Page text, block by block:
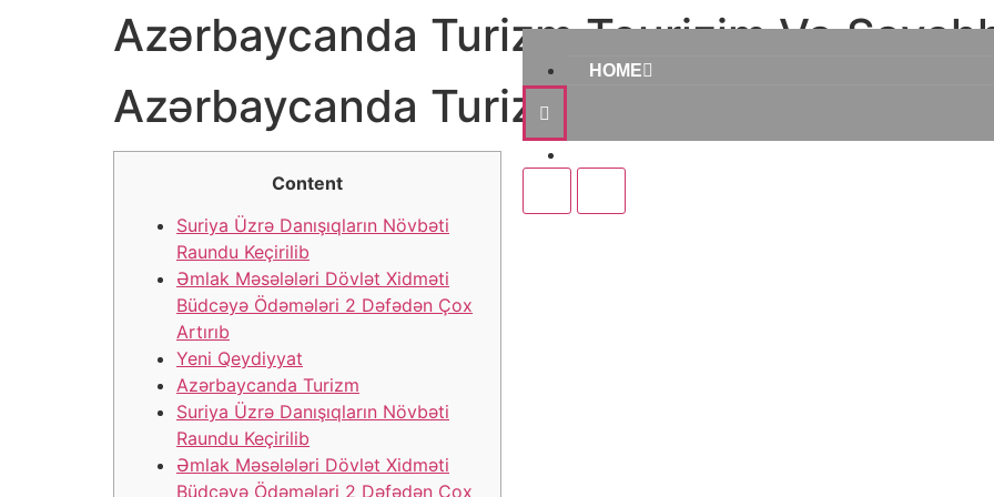
HOME
Azərbaycanda Turizm Tourizim Və
Azərbaycanda Turizm Tourizim Və
Content
Suriya Üzrə Danışıqların Növbəti
Raundu Keçirilib
Əmlak Məsələləri Dövlət Xidməti
Büdcəyə Ödəmələri 2 Dəfədən Çox
Artırıb
Yeni Qeydiyyat
Azərbaycanda Turizm
Suriya Üzrə Danışıqların Növbəti
Raundu Keçirilib
Əmlak Məsələləri Dövlət Xidməti
Büdcəyə Ödəmələri 2 Dəfədən Çox